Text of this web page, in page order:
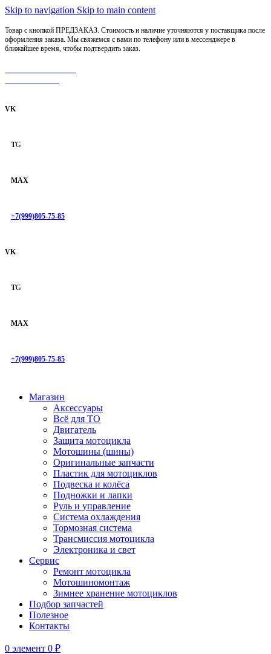
Skip to navigation Skip to main content
Товар с кнопкой ПРЕДЗАКАЗ. Стоимость и наличие уточняются у поставщика после
оформления заказа. Мы свяжемся с вами по телефону или в мессенджере в
ближайшее время, чтобы подтвердить заказ.
VK
TG
MAX
+7(999)805-75-85
VK
TG
MAX
+7(999)805-75-85
Магазин
Аксессуары
Всё для ТО
Двигатель
Защита мотоцикла
Мотошины (шины)
Оригинальные запчасти
Пластик для мотоциклов
Подвеска и колёса
Подножки и лапки
Руль и управление
Система охлаждения
Тормозная система
Трансмиссия мотоцикла
Электроника и свет
Сервис
Ремонт мотоцикла
Мотошиномонтаж
Зимнее хранение мотоциклов
Подбор запчастей
Полезное
Контакты
0 элемент 0 ₽